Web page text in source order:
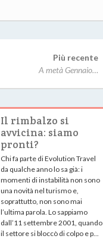
Più recente
A metà Gennaio…
Il rimbalzo si
avvicina: siamo
pronti?
Chi fa parte di Evolution Travel
da qualche anno lo sa già: i
momenti di instabilità non sono
una novità nel turismo e,
soprattutto, non sono mai
l’ultima parola. Lo sappiamo
dall’11 settembre 2001, quando
il settore si bloccò di colpo e p...